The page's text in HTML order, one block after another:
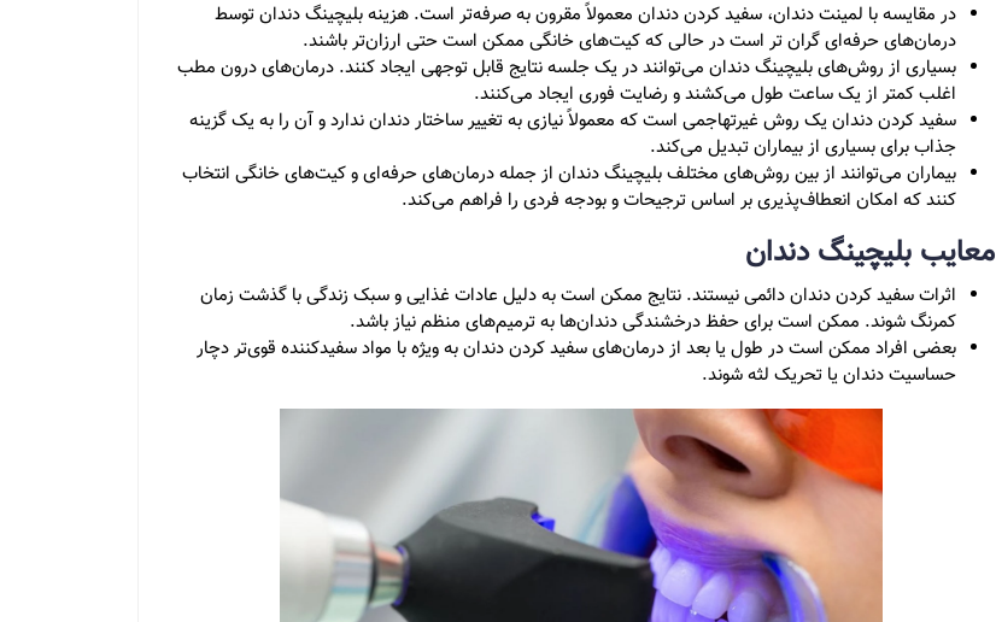
در مقایسه با لمینت دندان، سفید کردن دندان معمولاً مقرون به صرفه‌تر است. هزینه بلیچینگ دندان توسط
درمان‌های حرفه‌ای گران تر است در حالی که کیت‌های خانگی ممکن است حتی ارزان‌تر باشند.
بسیاری از روش‌های بلیچینگ دندان می‌توانند در یک جلسه نتایج قابل توجهی ایجاد کنند. درمان‌های درون مطب
اغلب کمتر از یک ساعت طول می‌کشند و رضایت فوری ایجاد می‌کنند.
سفید کردن دندان یک روش غیرتهاجمی است که معمولاً نیازی به تغییر ساختار دندان ندارد و آن را به یک گزینه
جذاب برای بسیاری از بیماران تبدیل می‌کند.
بیماران می‌توانند از بین روش‌های مختلف بلیچینگ دندان از جمله درمان‌های حرفه‌ای و کیت‌های خانگی انتخاب
کنند که امکان انعطاف‌پذیری بر اساس ترجیحات و بودجه فردی را فراهم می‌کند.
معایب بلیچینگ دندان
اثرات سفید کردن دندان دائمی نیستند. نتایج ممکن است به دلیل عادات غذایی و سبک زندگی با گذشت زمان
کمرنگ شوند. ممکن است برای حفظ درخشندگی دندان‌ها به ترمیم‌های منظم نیاز باشد.
بعضی افراد ممکن است در طول یا بعد از درمان‌های سفید کردن دندان به ویژه با مواد سفیدکننده قوی‌تر دچار
حساسیت دندان یا تحریک لثه شوند.